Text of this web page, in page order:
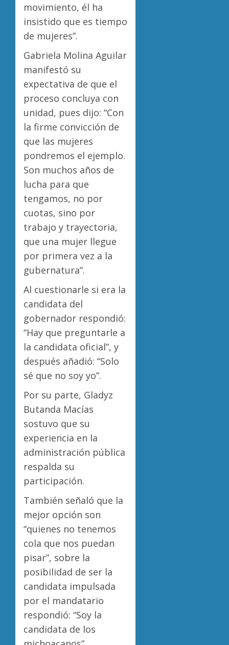
movimiento, él ha
insistido que es tiempo
de mujeres”.
Gabriela Molina Aguilar
manifestó su
expectativa de que el
proceso concluya con
unidad, pues dijo: “Con
la firme convicción de
que las mujeres
pondremos el ejemplo.
Son muchos años de
lucha para que
tengamos, no por
cuotas, sino por
trabajo y trayectoria,
que una mujer llegue
por primera vez a la
gubernatura”.
Al cuestionarle si era la
candidata del
gobernador respondió:
“Hay que preguntarle a
la candidata oficial”, y
después añadió: “Solo
sé que no soy yo”.
Por su parte, Gladyz
Butanda Macías
sostuvo que su
experiencia en la
administración pública
respalda su
participación.
También señaló que la
mejor opción son
“quienes no tenemos
cola que nos puedan
pisar”, sobre la
posibilidad de ser la
candidata impulsada
por el mandatario
respondió: “Soy la
candidata de los